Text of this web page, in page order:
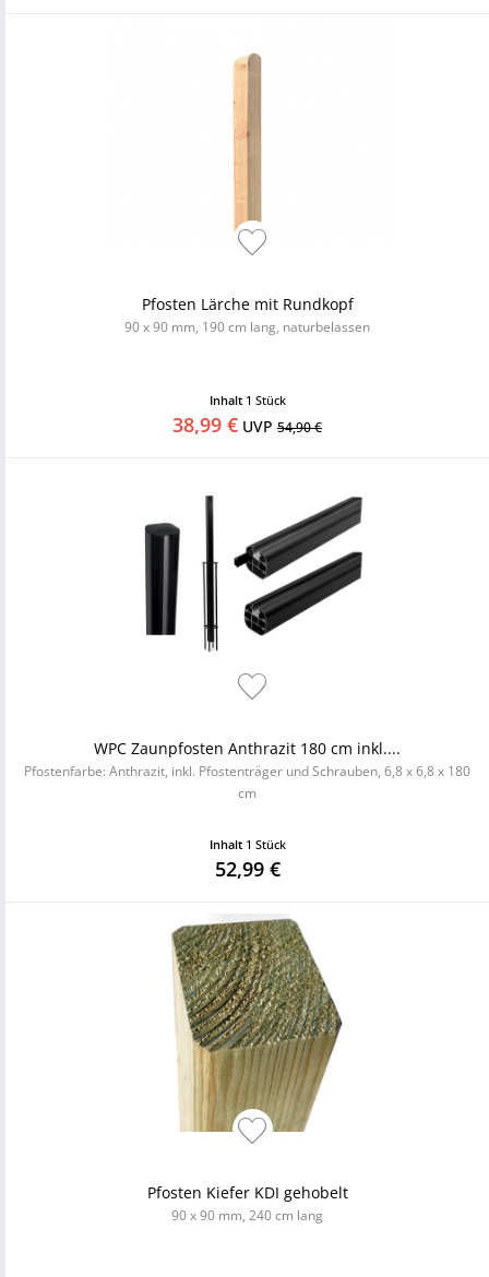
Pfosten Lärche mit Rundkopf
90 x 90 mm, 190 cm lang, naturbelassen
Inhalt 1 Stück
38,99 € UVP 54,90 €
WPC Zaunpfosten Anthrazit 180 cm inkl....
Pfostenfarbe: Anthrazit, inkl. Pfostenträger und Schrauben, 6,8 x 6,8 x 180
cm
Inhalt 1 Stück
52,99 €
Pfosten Kiefer KDI gehobelt
90 x 90 mm, 240 cm lang